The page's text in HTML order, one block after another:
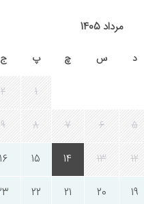
مرداد 1405
د س چ پ ج
1
2
5
6
7
8
9
12
13
14
15
16
19
20
21
22